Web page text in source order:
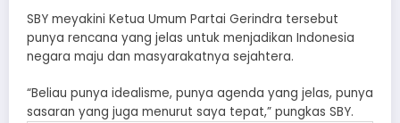
SBY meyakini Ketua Umum Partai Gerindra tersebut
punya rencana yang jelas untuk menjadikan Indonesia
negara maju dan masyarakatnya sejahtera.
“Beliau punya idealisme, punya agenda yang jelas, punya
sasaran yang juga menurut saya tepat,” pungkas SBY.